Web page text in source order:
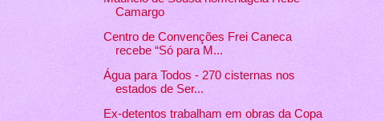
Camargo
Centro de Convenções Frei Caneca
recebe “Só para M...
Água para Todos - 270 cisternas nos
estados de Ser...
Ex-detentos trabalham em obras da Copa